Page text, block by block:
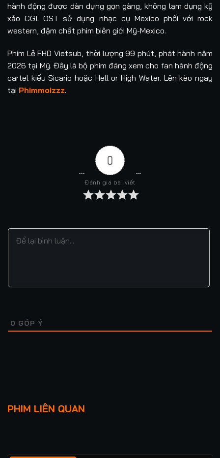
hành động được dàn dựng gọn gàng, không lạm dụng kỹ
xảo CGI. OST sử dụng nhạc cụ Mexico phối với rock
western, đậm chất phim biên giới Mỹ-Mexico.
Phim Lẻ FHD Vietsub, thời lượng 99 phút, phát hành năm
2026 tại Mỹ. Đây là bộ phim đáng xem cho fan hành động
cartel kiểu Sicario hoặc Hell or High Water. Lên kèo ngay
tại Phimmoizzz.
0
Đánh giá bài viết
0 GÓP Ý
PHIM LIÊN QUAN
TRIỀU TUYẾT LỤC